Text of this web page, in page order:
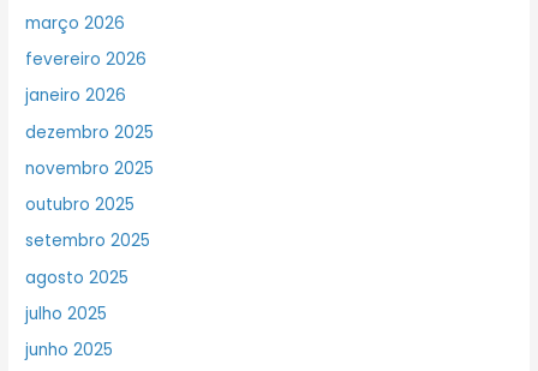
março 2026
fevereiro 2026
janeiro 2026
dezembro 2025
novembro 2025
outubro 2025
setembro 2025
agosto 2025
julho 2025
junho 2025